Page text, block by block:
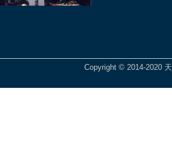
Copyright © 2014-2020